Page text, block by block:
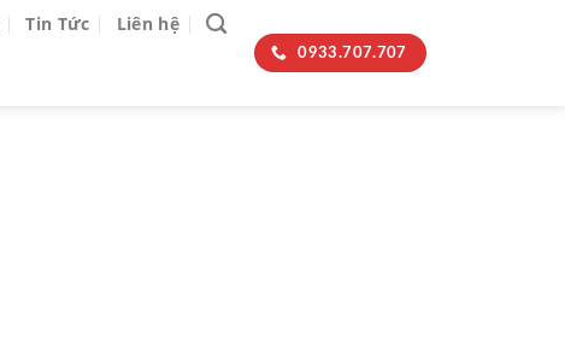
Tin Tức Liên hệ
0933.707.707